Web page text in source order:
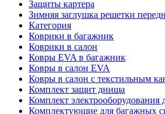
Защиты картера
Зимняя заглушка решетки
Категория
Коврики в багажник
Коврики в салон
Ковры EVA в багажник
Ковры в салон EVA
Ковры в салон с текстильным
Комплект защит днища
Комплект
Комплектующие для багажных